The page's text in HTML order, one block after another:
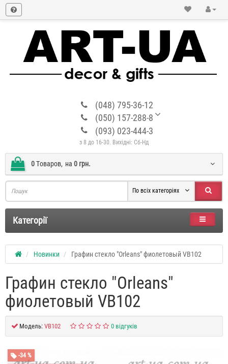
(048) 795-36-12
(050) 157-288-8
(093) 023-444-3
з 8 до 16-30. Вихідні: Сб-Нд
0Tоваров, на 0 грн.
По всіх категоріях
Категорії
Новинки Графин стекло "Orleans" фиолетовый VB102
Графин стекло "Orleans"
фиолетовый VB102
Модель: VB102 0 відгуків
-34 %